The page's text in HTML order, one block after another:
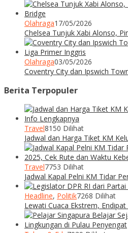
Olahraga17/05/2026
Chelsea Tunjuk Xabi Alonso,
Olahraga03/05/2026
Coventry City dan Ipswich
Berita Terpopuler
Travel8150 Dilihat
Jadwal dan Harga Tiket KM
Travel7753 Dilihat
Jadwal Kapal Pelni KM Tidar
Headline, Politik7268 Dilihat
Lewati Cuaca Ekstrem,